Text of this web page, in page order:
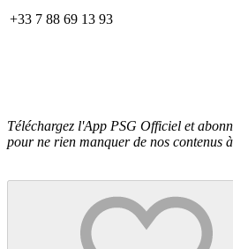
+33 7 88 69 13 93
Téléchargez l'App PSG Officiel et
pour ne rien manquer de nos contenus